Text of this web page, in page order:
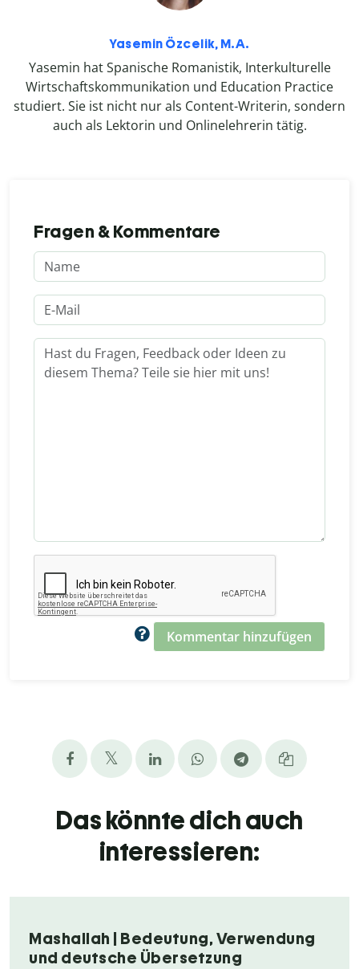
Yasemin Özcelik, M.A.
Yasemin hat Spanische Romanistik, Interkulturelle
Wirtschaftskommunikation und Education Practice
studiert. Sie ist nicht nur als Content-Writerin, sondern
auch als Lektorin und Onlinelehrerin tätig.
Fragen & Kommentare
Kommentar hinzufügen
Das könnte dich auch
interessieren:
Mashallah | Bedeutung, Verwendung
und deutsche Übersetzung